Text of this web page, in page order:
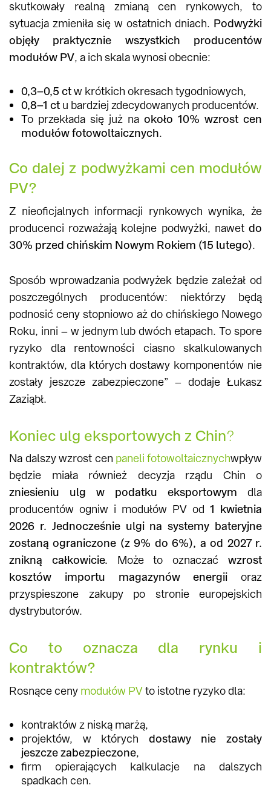
skutkowały realną zmianą cen rynkowych, to
sytuacja zmieniła się w ostatnich dniach. Podwyżki
objęły praktycznie wszystkich producentów
modułów PV, a ich skala wynosi obecnie:
0,3–0,5 ctw krótkich okresach tygodniowych,
0,8–1 ctu bardziej zdecydowanych producentów.
To przekłada się już na około 10% wzrost cen
modułów fotowoltaicznych.
Co dalej z podwyżkami cen modułów
PV?
Z nieoficjalnych informacji rynkowych wynika, że
producenci rozważają kolejne podwyżki, nawet do
30% przed chińskim Nowym Rokiem (15 lutego).
Sposób wprowadzania podwyżek będzie zależał od
poszczególnych producentów: niektórzy będą
podnosić ceny stopniowo aż do chińskiego Nowego
Roku, inni – w jednym lub dwóch etapach. To spore
ryzyko dla rentowności ciasno skalkulowanych
kontraktów, dla których dostawy komponentów nie
zostały jeszcze zabezpieczone” – dodaje Łukasz
Zaziąbł.
Koniec ulg eksportowych z Chin?
Na dalszy wzrost cen paneli fotowoltaicznychwpływ
będzie miała również decyzja rządu Chin o
zniesieniu ulg w podatku eksportowym dla
producentów ogniw i modułów PV od 1 kwietnia
2026 r. Jednocześnie ulgi na systemy bateryjne
zostaną ograniczone (z 9% do 6%), a od 2027 r.
znikną całkowicie. Może to oznaczaćwzrost
kosztów importu magazynów energii oraz
przyspieszone zakupy po stronie europejskich
dystrybutorów.
Co to oznacza dla rynku i
kontraktów?
Rosnące ceny modułów PVto istotne ryzyko dla:
kontraktów z niską marżą,
projektów, w których dostawy nie zostały
jeszcze zabezpieczone,
firm opierających kalkulacje na dalszych
spadkach cen.